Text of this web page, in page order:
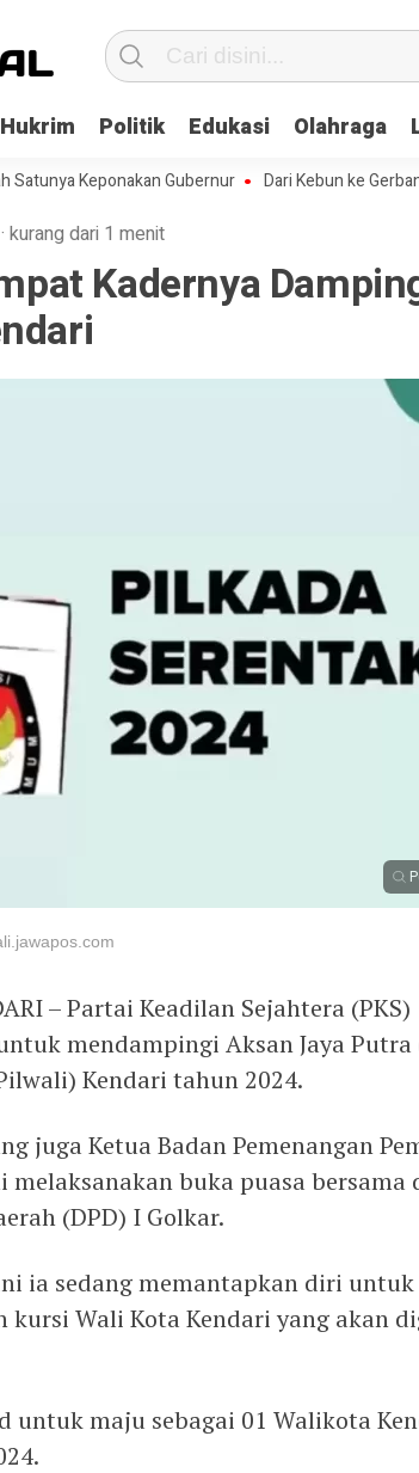
Hukrim Politik Edukasi Olahraga
Gubernur Dari Kebun ke Gerbang Masa
· kurang dari 1 menit
Kadernya
– Partai Keadilan Sejahtera (PKS)
mendampingi Aksan Jaya Putra
Kendari tahun 2024.
juga Ketua Badan Pemenangan
buka puasa bersama
(DPD) I Golkar.
ia sedang memantapkan diri
Wali Kota Kendari yang akan
untuk maju sebagai 01 Walikota